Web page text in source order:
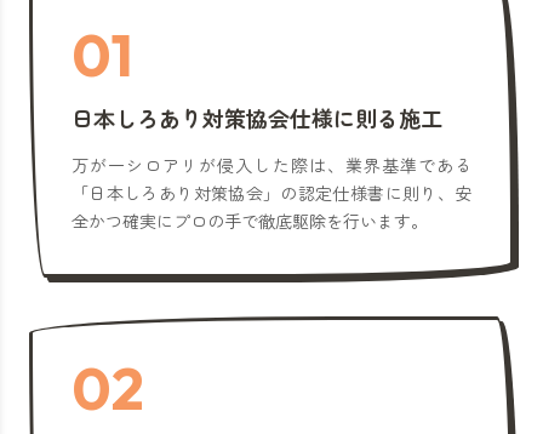
01
日本しろあり対策協会仕様に則る施工
万が一シロアリが侵入した際は、業界基準である
「日本しろあり対策協会」の認定仕様書に則り、安
全かつ確実にプロの手で徹底駆除を行います。
02